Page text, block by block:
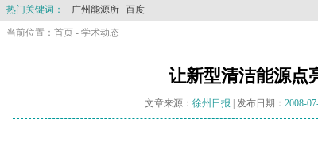
热门关键词： 广州能源所 百度
当前位置： 首页 - 学术动态
让新型清洁能源点
文章来源： 徐州日报 | 发布日期： 2008-